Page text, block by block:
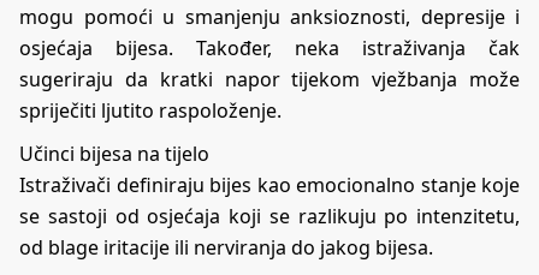
mogu pomoći u smanjenju anksioznosti, depresije i
osjećaja bijesa. Također, neka istraživanja čak
sugeriraju da kratki napor tijekom vježbanja može
spriječiti ljutito raspoloženje.
Učinci bijesa na tijelo
Istraživači definiraju bijes kao emocionalno stanje koje
se sastoji od osjećaja koji se razlikuju po intenzitetu,
od blage iritacije ili nerviranja do jakog bijesa.